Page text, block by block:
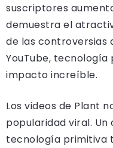
suscriptores
demuestra el
de las controversias
YouTube,
impacto increíble.
Los videos de Plant
popularidad viral. Un
tecnología primitiva